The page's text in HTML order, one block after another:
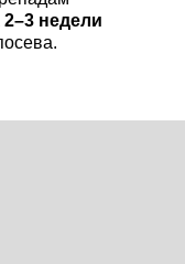
2–3 недели